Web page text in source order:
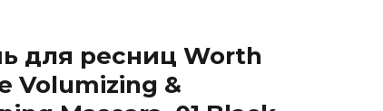
для ресниц Worth
Volumizing &